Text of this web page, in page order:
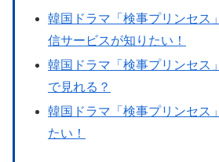
韓国ドラマ「検事プリンセス
信サービスが知りたい！
韓国ドラマ「検事プリンセス
で見れる？
韓国ドラマ「検事プリンセス
たい！